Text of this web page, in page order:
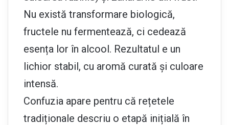
Nu există transformare biologică,
fructele nu fermentează, ci cedează
esența lor în alcool. Rezultatul e un
lichior stabil, cu aromă curată și culoare
intensă.
Confuzia apare pentru că rețetele
tradiționale descriu o etapă inițială în